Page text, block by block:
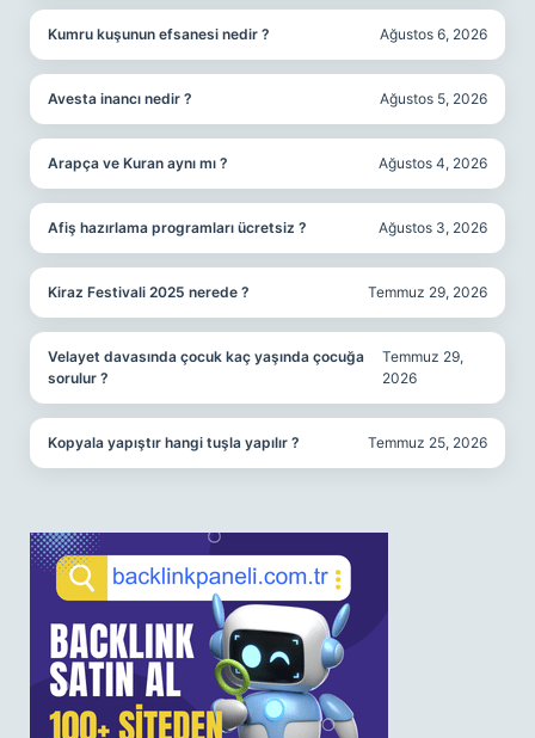
Kumru kuşunun efsanesi nedir ? Ağustos 6, 2026
Avesta inancı nedir ? Ağustos 5, 2026
Arapça ve Kuran aynı mı ? Ağustos 4, 2026
Afiş hazırlama programları ücretsiz ? Ağustos 3, 2026
Kiraz Festivali 2025 nerede ? Temmuz 29, 2026
Velayet davasında çocuk kaç yaşında çocuğa
sorulur ?
Temmuz 29,
2026
Kopyala yapıştır hangi tuşla yapılır ? Temmuz 25, 2026